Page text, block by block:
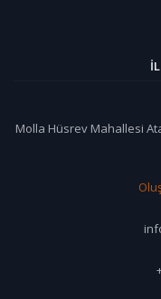
Molla Hüsrev Mahallesi